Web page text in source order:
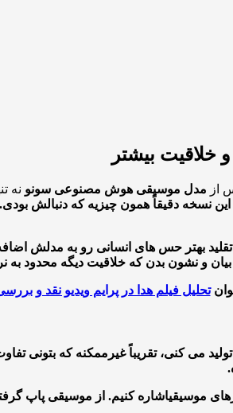
از مدل موسیقی هوش مصنوعی سونو نه
نسخه دقیقاً همون چیزیه که دنبالش
بهتر حس های انسانی رو به مدلش
بدن که خلاقیت دیگه محدود به
تحلیل فیلم هدا در پرایم ویدیو نقد و
می کنی، تقریباً غیرممکنه که
موسیقی